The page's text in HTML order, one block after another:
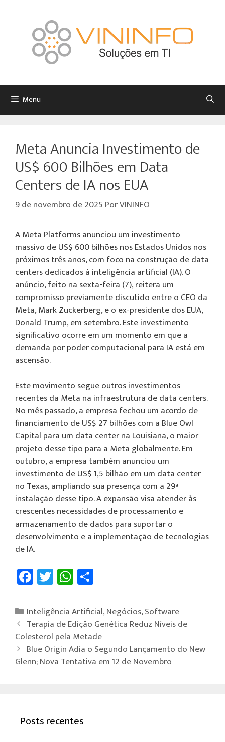
Menu
Meta Anuncia Investimento de
US$ 600 Bilhões em Data
Centers de IA nos EUA
9 de novembro de 2025 PorVININFO
A Meta Platforms anunciou um investimento
massivo de US$ 600 bilhões nos Estados Unidos nos
próximos três anos, com foco na construção de data
centers dedicados à inteligência artificial (IA). O
anúncio, feito na sexta-feira (7), reitera um
compromisso previamente discutido entre o CEO da
Meta, Mark Zuckerberg, e o ex-presidente dos EUA,
Donald Trump, em setembro. Este investimento
significativo ocorre em um momento em que a
demanda por poder computacional para IA está em
ascensão.
Este movimento segue outros investimentos
recentes da Meta na infraestrutura de data centers.
No mês passado, a empresa fechou um acordo de
financiamento de US$ 27 bilhões com a Blue Owl
Capital para um data center na Louisiana, o maior
projeto desse tipo para a Meta globalmente. Em
outubro, a empresa também anunciou um
investimento de US$ 1,5 bilhão em um data center
no Texas, ampliando sua presença com a 29ª
instalação desse tipo. A expansão visa atender às
crescentes necessidades de processamento e
armazenamento de dados para suportar o
desenvolvimento e a implementação de tecnologias
de IA.
Fa
ce
b
o
ok
T
wi
tt
er
W
h
at
sA
p
p
e
Inteligência Artificial,Negócios,Software
Terapia de Edição Genética Reduz Níveis de
Colesterol pela Metade
Blue Origin Adia o Segundo Lançamento do New
Glenn; Nova Tentativa em 12 de Novembro
Posts recentes